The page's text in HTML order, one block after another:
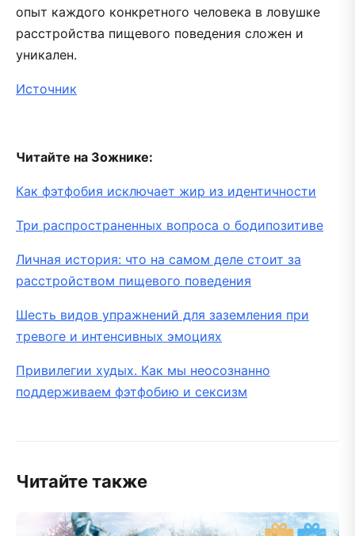
опыт каждого конкретного человека в ловушке
расстройства пищевого поведения сложен и
уникален.
Источник
Читайте на Зожнике:
Как фэтфобия исключает жир из идентичности
Три распространенных вопроса о бодипозитиве
Личная история: что на самом деле стоит за
расстройством пищевого поведения
Шесть видов упражнений для заземления при
тревоге и интенсивных эмоциях
Привилегии худых. Как мы неосознанно
поддерживаем фэтфобию и сексизм
Читайте также